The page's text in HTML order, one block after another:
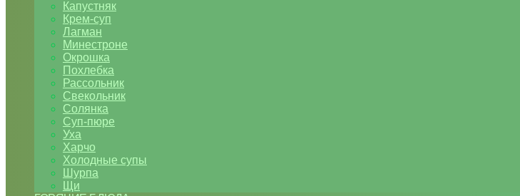
Капустняк
Крем-суп
Лагман
Минестроне
Окрошка
Похлебка
Рассольник
Свекольник
Солянка
Суп-пюре
Уха
Харчо
Холодные супы
Шурпа
Щи